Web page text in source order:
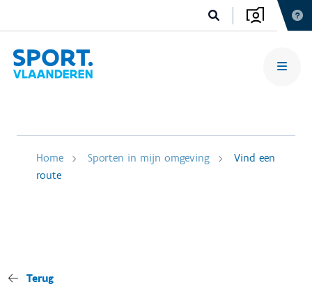
Home Sporten in mijn omgeving
Vind een
route
Terug